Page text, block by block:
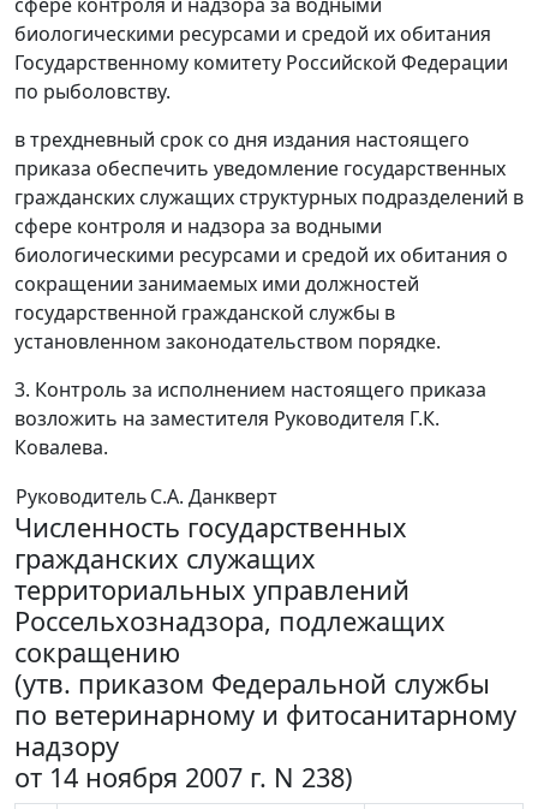
сфере контроля и надзора за водными
биологическими ресурсами и средой их обитания
Государственному комитету Российской Федерации
по рыболовству.
в трехдневный срок со дня издания настоящего
приказа обеспечить уведомление государственных
гражданских служащих структурных подразделений в
сфере контроля и надзора за водными
биологическими ресурсами и средой их обитания о
сокращении занимаемых ими должностей
государственной гражданской службы в
установленном законодательством порядке.
3. Контроль за исполнением настоящего приказа
возложить на заместителя Руководителя Г.К.
Ковалева.
РуководительС.А. Данкверт
Численность государственных
гражданских служащих
территориальных управлений
Россельхознадзора, подлежащих
сокращению
(утв. приказом Федеральной службы
по ветеринарному и фитосанитарному
надзору
от 14 ноября 2007 г. N 238)